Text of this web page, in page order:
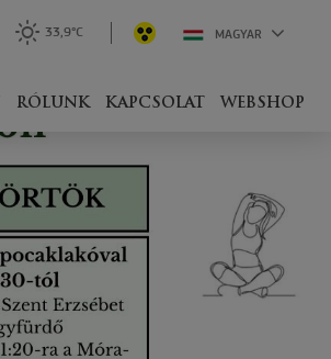
RÓLUNK KAPCSOLAT WEBSHOP
33,9°C MAGYAR